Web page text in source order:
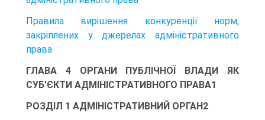
Правила вирішення конкуренції норм,
закріплених у джерелах адміністративного
права
ГЛАВА 4 ОРГАНИ ПУБЛІЧНОЇ ВЛАДИ ЯК
СУБ'ЄКТИ АДМІНІСТРАТИВНОГО ПРАВА1
РОЗДІЛ 1 АДМІНІСТРАТИВНИЙ ОРГАН2